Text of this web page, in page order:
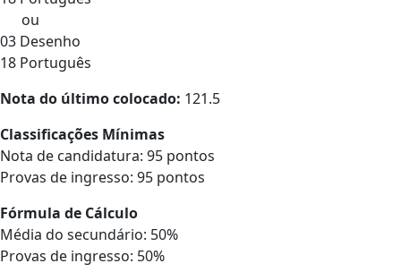
ou
03 Desenho
18 Português
Nota do último colocado: 121.5
Classificações Mínimas
Nota de candidatura: 95 pontos
Provas de ingresso: 95 pontos
Fórmula de Cálculo
Média do secundário: 50%
Provas de ingresso: 50%